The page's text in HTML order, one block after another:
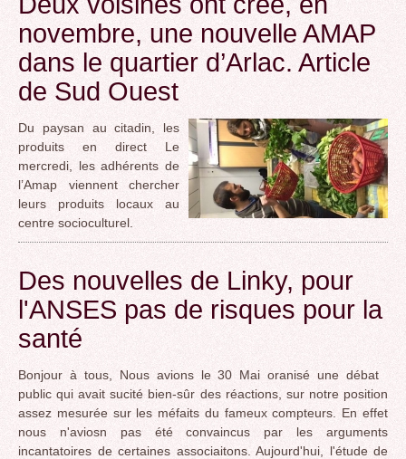
novembre, une nouvelle AMAP
dans le quartier d’Arlac. Article
de Sud Ouest
Du paysan au citadin, les
produits en direct Le
mercredi, les adhérents de
l’Amap viennent chercher
leurs produits locaux au
centre socioculturel.
Des nouvelles de Linky, pour
l'ANSES pas de risques pour la
santé
Bonjour à tous, Nous avions le 30 Mai oranisé une débat
public qui avait sucité bien-sûr des réactions, sur notre position
assez mesurée sur les méfaits du fameux compteurs. En effet
nous n'aviosn pas été convaincus par les arguments
incantatoires de certaines associaitons. Aujourd'hui, l'étude de